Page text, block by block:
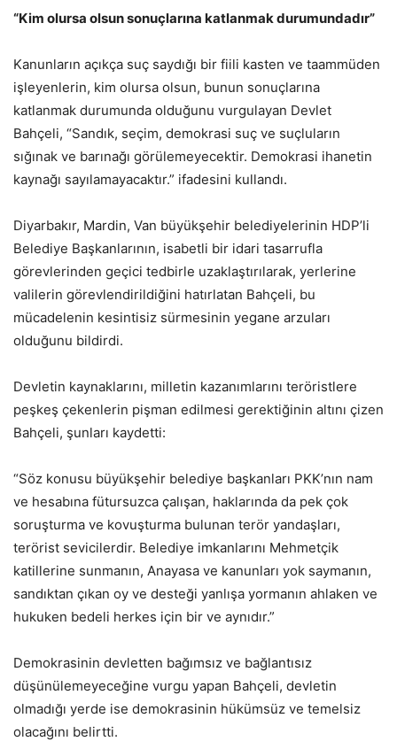
“Kim olursa olsun sonuçlarına katlanmak durumundadır”
Kanunların açıkça suç saydığı bir fiili kasten ve taammüden
işleyenlerin, kim olursa olsun, bunun sonuçlarına
katlanmak durumunda olduğunu vurgulayan Devlet
Bahçeli, “Sandık, seçim, demokrasi suç ve suçluların
sığınak ve barınağı görülemeyecektir. Demokrasi ihanetin
kaynağı sayılamayacaktır.” ifadesini kullandı.
Diyarbakır, Mardin, Van büyükşehir belediyelerinin HDP’li
Belediye Başkanlarının, isabetli bir idari tasarrufla
görevlerinden geçici tedbirle uzaklaştırılarak, yerlerine
valilerin görevlendirildiğini hatırlatan Bahçeli, bu
mücadelenin kesintisiz sürmesinin yegane arzuları
olduğunu bildirdi.
Devletin kaynaklarını, milletin kazanımlarını teröristlere
peşkeş çekenlerin pişman edilmesi gerektiğinin altını çizen
Bahçeli, şunları kaydetti:
“Söz konusu büyükşehir belediye başkanları PKK’nın nam
ve hesabına fütursuzca çalışan, haklarında da pek çok
soruşturma ve kovuşturma bulunan terör yandaşları,
terörist sevicilerdir. Belediye imkanlarını Mehmetçik
katillerine sunmanın, Anayasa ve kanunları yok saymanın,
sandıktan çıkan oy ve desteği yanlışa yormanın ahlaken ve
hukuken bedeli herkes için bir ve aynıdır.”
Demokrasinin devletten bağımsız ve bağlantısız
düşünülemeyeceğine vurgu yapan Bahçeli, devletin
olmadığı yerde ise demokrasinin hükümsüz ve temelsiz
olacağını belirtti.